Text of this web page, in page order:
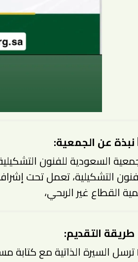
نبذة عن الجمعية:
السعودية للفنون
التشكيلية، تعمل تحت إشراف
القطاع غير الربحي،
التقديم:
السيرة الذاتية مع كتابة